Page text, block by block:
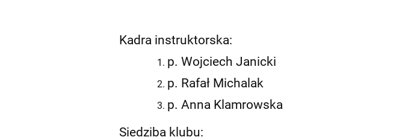
Kadra instruktorska:
p. Wojciech Janicki
p. Rafał Michalak
p. Anna Klamrowska
Siedziba klubu: